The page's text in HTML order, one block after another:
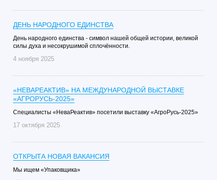
ДЕНЬ НАРОДНОГО ЕДИНСТВА
День народного единства - символ нашей общей истории, великой
силы духа и несокрушимой сплочённости.
4 ноября 2025
«НЕВАРЕАКТИВ» НА МЕЖДУНАРОДНОЙ ВЫСТАВКЕ
«АГРОРУСЬ-2025»
Специалисты «НеваРеактив» посетили выставку «АгроРусь-2025»
17 октября 2025
ОТКРЫТА НОВАЯ ВАКАНСИЯ
Мы ищем «Упаковщика»